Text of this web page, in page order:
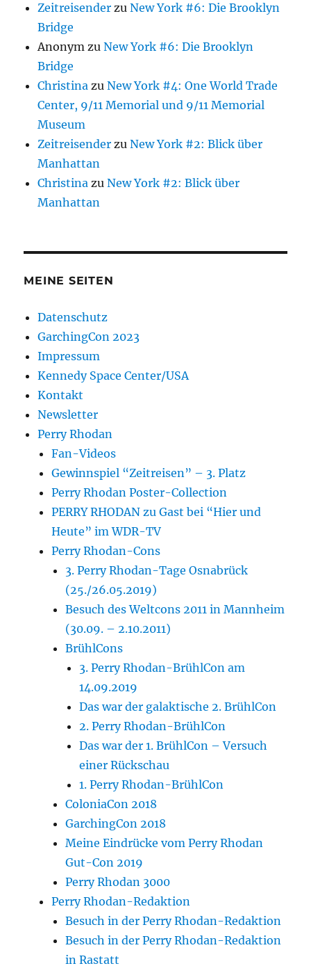
Zeitreisender zuNew York #6: Die Brooklyn
Bridge
Anonym zuNew York #6: Die Brooklyn
Bridge
Christina zuNew York #4: One World Trade
Center, 9/11 Memorial und 9/11 Memorial
Museum
Zeitreisender zuNew York #2: Blick über
Manhattan
Christina zuNew York #2: Blick über
Manhattan
MEINE SEITEN
Datenschutz
GarchingCon 2023
Impressum
Kennedy Space Center/USA
Kontakt
Newsletter
Perry Rhodan
Fan-Videos
Gewinnspiel “Zeitreisen” – 3. Platz
Perry Rhodan Poster-Collection
PERRY RHODAN zu Gast bei “Hier und
Heute” im WDR-TV
Perry Rhodan-Cons
3. Perry Rhodan-Tage Osnabrück
(25./26.05.2019)
Besuch des Weltcons 2011 in Mannheim
(30.09. – 2.10.2011)
BrühlCons
3. Perry Rhodan-BrühlCon am
14.09.2019
Das war der galaktische 2. BrühlCon
2. Perry Rhodan-BrühlCon
Das war der 1. BrühlCon – Versuch
einer Rückschau
1. Perry Rhodan-BrühlCon
ColoniaCon 2018
GarchingCon 2018
Meine Eindrücke vom Perry Rhodan
Gut-Con 2019
Perry Rhodan 3000
Perry Rhodan-Redaktion
Besuch in der Perry Rhodan-Redaktion
Besuch in der Perry Rhodan-Redaktion
in Rastatt